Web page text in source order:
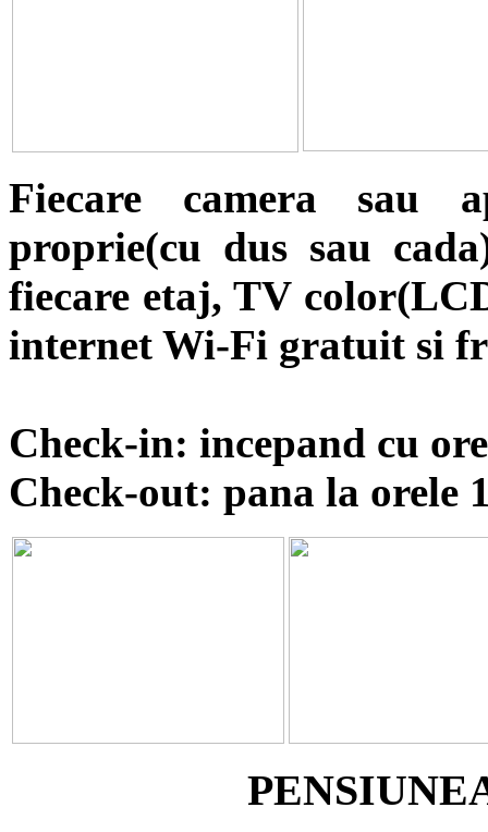
Fiecare camera sau
proprie(cu dus sau
fiecare etaj, TV
internet Wi-Fi gratuit si
Check-in: incepand cu
Check-out: pana la orele